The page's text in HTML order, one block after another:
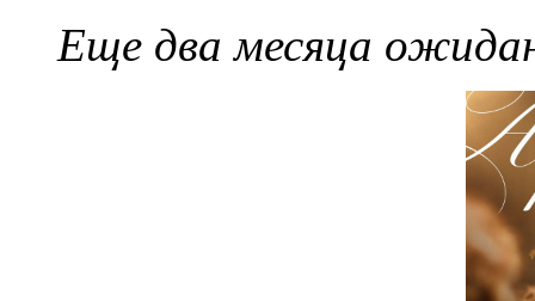
Еще два месяца